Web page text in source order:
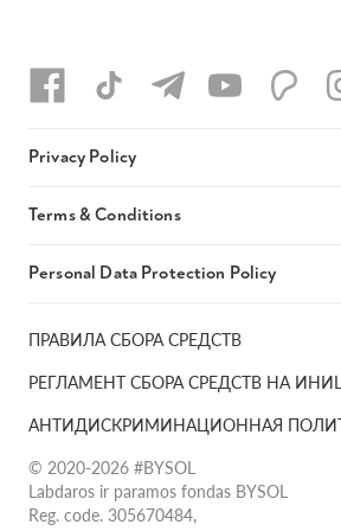
ПРАВИЛА СБОРА СРЕДСТВ
РЕГЛАМЕНТ СБОРА СРЕДСТВ НА
АНТИДИСКРИМИНАЦИОННАЯ
© 2020-2026 #BYSOL
Labdaros ir paramos fondas BYSOL
Reg. code. 305670484,
Privacy Policy
Terms & Conditions
Personal Data Protection Policy